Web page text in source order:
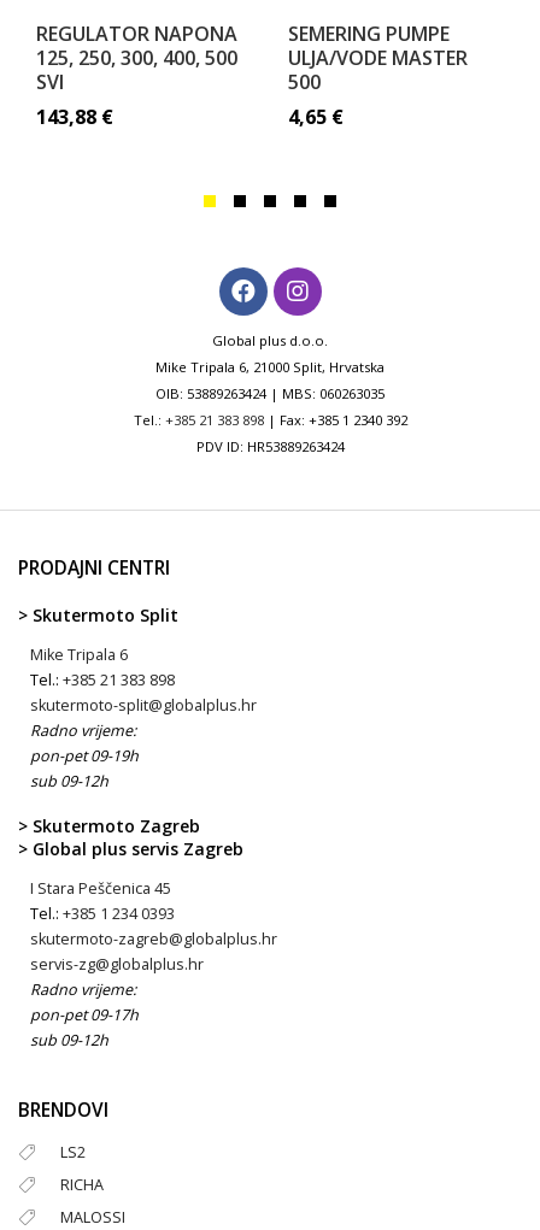
REGULATOR NAPONA
125, 250, 300, 400, 500
SVI
143,88 €
SEMERING PUMPE
ULJA/VODE MASTER
500
4,65 €
Global plus d.o.o.
Mike Tripala 6, 21000 Split, Hrvatska
OIB: 53889263424 | MBS: 060263035
Tel.: +385 21 383 898| Fax: +385 1 2340 392
PDV ID: HR53889263424
PRODAJNI CENTRI
> Skutermoto Split
Mike Tripala 6
Tel.: +385 21 383 898
skutermoto-split@globalplus.hr
Radno vrijeme:
pon-pet 09-19h
sub 09-12h
> Skutermoto Zagreb
> Global plus servis Zagreb
I Stara Peščenica 45
Tel.: +385 1 234 0393
skutermoto-zagreb@globalplus.hr
servis-zg@globalplus.hr
Radno vrijeme:
pon-pet 09-17h
sub 09-12h
BRENDOVI
LS2
RICHA
MALOSSI